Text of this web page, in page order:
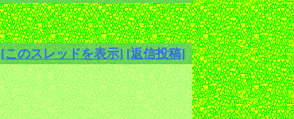
[このスレッドを表示] [返信投稿]